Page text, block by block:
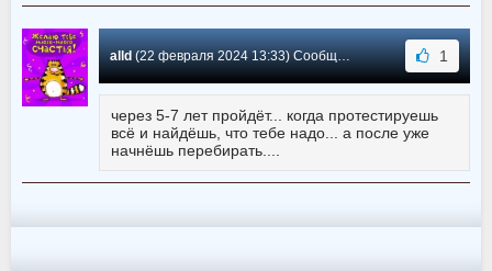
alld(22 февраля 2024 13:33) Сообщение #177 1
через 5-7 лет пройдёт... когда протестируешь
всё и найдёшь, что тебе надо... а после уже
начнёшь перебирать....